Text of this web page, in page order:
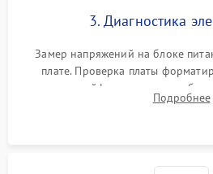
3. Диагностика
Замер напряжений на блоке
плате. Проверка платы
плоских шлейфов сканера и
оптопар (датчиковПодробнее